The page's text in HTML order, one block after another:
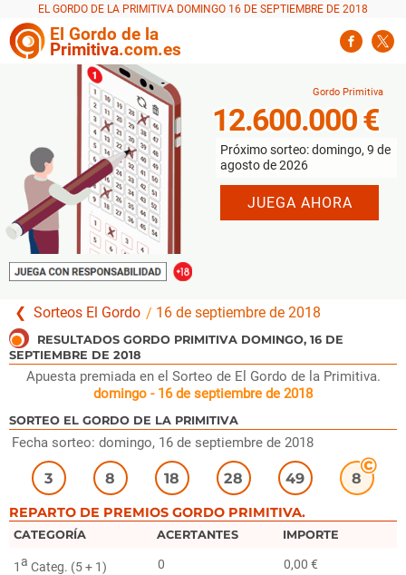
EL GORDO DE LA PRIMITIVA DOMINGO 16 DE SEPTIEMBRE DE 2018
El Gordo de la
Primitiva.com.es
Sorteos El Gordo 16 de septiembre de 2018
Apuesta premiada en el Sorteo de El Gordo de la Primitiva.
domingo - 16 de septiembre de 2018
SORTEO EL GORDO DE LA PRIMITIVA
Fecha sorteo: domingo, 16 de septiembre de 2018
3 8 18 28 49 8
REPARTO DE PREMIOS GORDO PRIMITIVA.
CATEGORÍA ACERTANTES IMPORTE
1a Categ. (5 + 1) 0 0,00 €
12.600.000 €
Próximo sorteo: domingo, 9 de
agosto de 2026
JUEGA AHORA